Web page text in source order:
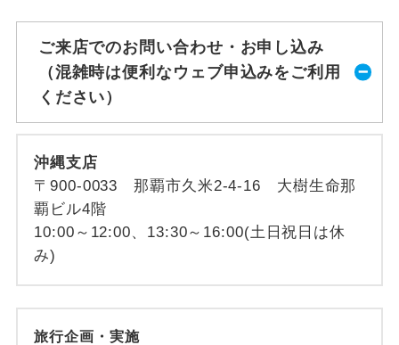
ご来店でのお問い合わせ・お申し込み
（混雑時は便利なウェブ申込みをご利用
ください）
沖縄支店
〒900-0033 那覇市久米2-4-16 大樹生命那
覇ビル4階
10:00～12:00、13:30～16:00(土日祝日は休
み)
旅行企画・実施